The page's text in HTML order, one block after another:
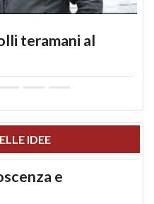
teramani al
IDEE
e